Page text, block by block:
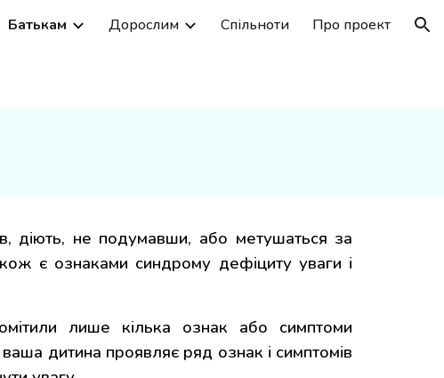
Батькам Дорослим Cпільноти Про проект
діють, не подумавши, або метушаться за
є ознаками синдрому дефіциту уваги і
лише кілька ознак або симптоми
дитина проявляє ряд ознак і симптомів